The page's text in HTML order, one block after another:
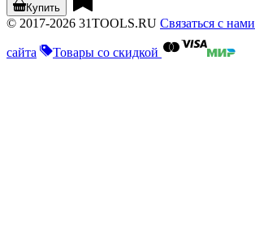
Купить
© 2017-2026 31TOOLS.RU Связаться с нами
сайта Товары со скидкой